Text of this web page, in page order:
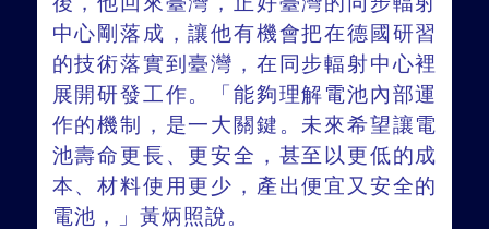
中心剛落成，讓他有機會把在德國研習
的技術落實到臺灣，在同步輻射中心裡
展開研發工作。「能夠理解電池內部運
作的機制，是一大關鍵。未來希望讓電
池壽命更長、更安全，甚至以更低的成
本、材料使用更少，產出便宜又安全的
電池，」黃炳照說。